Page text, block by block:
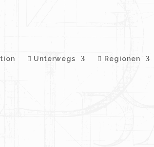
Unterwegs Regionen